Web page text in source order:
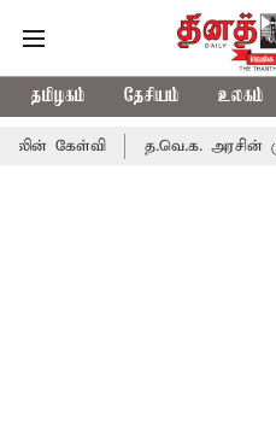
தமிழகம் தேசியம் உலகம்
த.வெ.க. அரசின் முதல்